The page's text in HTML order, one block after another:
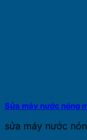
Sửa máy nước nóng
sửa máy nước